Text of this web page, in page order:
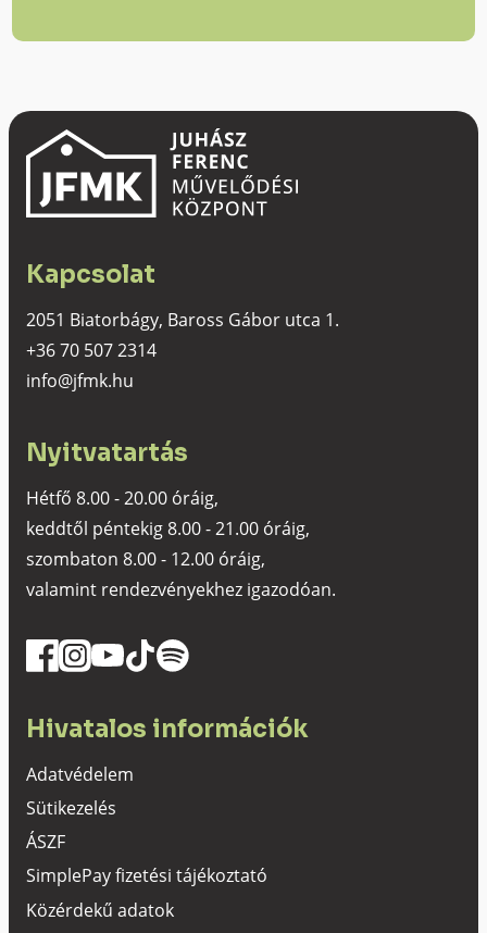
Kapcsolat
2051 Biatorbágy, Baross Gábor utca 1.
+36 70 507 2314
info@jfmk.hu
Nyitvatartás
Hétfő 8.00 - 20.00 óráig,
keddtől péntekig 8.00 - 21.00 óráig,
szombaton 8.00 - 12.00 óráig,
valamint rendezvényekhez igazodóan.
Hivatalos információk
Adatvédelem
Sütikezelés
ÁSZF
SimplePay fizetési tájékoztató
Közérdekű adatok